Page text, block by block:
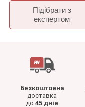
Підібрати з
експертом
Безкоштовна
доставка
до 45 днів